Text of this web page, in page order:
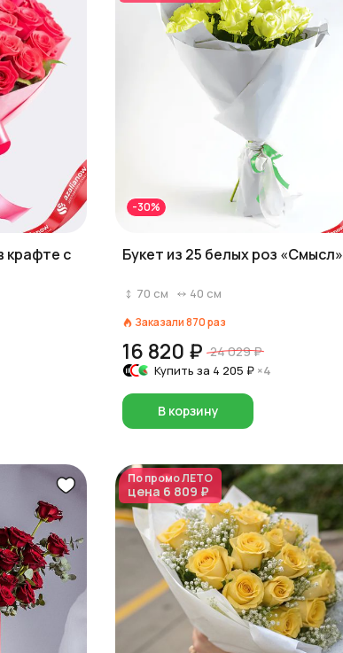
крафте с
-30%
Букет из 25 белых роз «Смысл»
70 см 40 см
Заказали870раз
16 820 ₽ 24 029 ₽
Купить за 4 205 ₽ ×4
В корзину
По промоЛЕТО
цена 6 809 ₽